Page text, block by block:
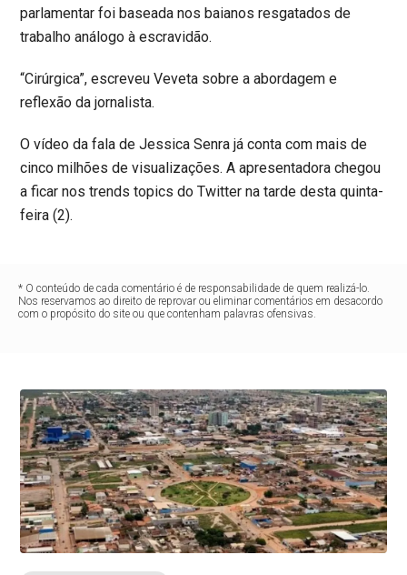
parlamentar foi baseada nos baianos resgatados de
trabalho análogo à escravidão.
“Cirúrgica”, escreveu Veveta sobre a abordagem e
reflexão da jornalista.
O vídeo da fala de Jessica Senra já conta com mais de
cinco milhões de visualizações. A apresentadora chegou
a ficar nos trends topics do Twitter na tarde desta quinta-
feira (2).
* O conteúdo de cada comentário é de responsabilidade de quem realizá-lo.
Nos reservamos ao direito de reprovar ou eliminar comentários em desacordo
com o propósito do site ou que contenham palavras ofensivas.